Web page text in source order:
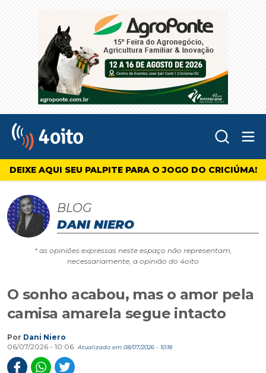
4oito
DEIXE AQUI SEU PALPITE PARA O JOGO DO CRICIÚMA!
BLOG
DANI NIERO
* as opiniões expressas neste espaço não representam,
necessariamente, a opinião do 4oito
O sonho acabou, mas o amor pela
camisa amarela segue intacto
Por Dani Niero
06/07/2026 - 10:06
Atualizado em 08/07/2026 - 10:18